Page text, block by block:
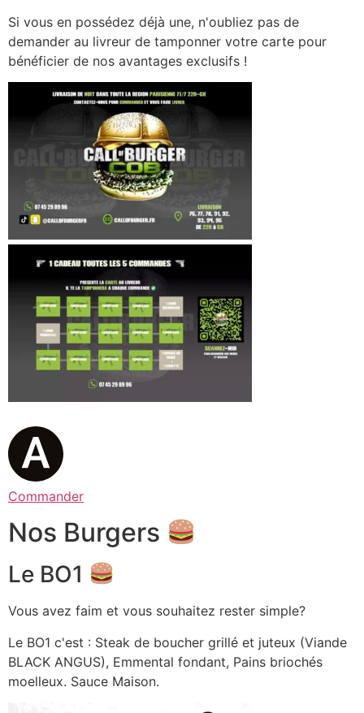
Si vous en possédez déjà une, n'oubliez pas de
demander au livreur de tamponner votre carte pour
bénéficier de nos avantages exclusifs !
Commander
Nos Burgers
Le BO1
Vous avez faim et vous souhaitez rester simple?
Le BO1 c'est : Steak de boucher grillé et juteux (Viande
BLACK ANGUS), Emmental fondant, Pains briochés
moelleux. Sauce Maison.